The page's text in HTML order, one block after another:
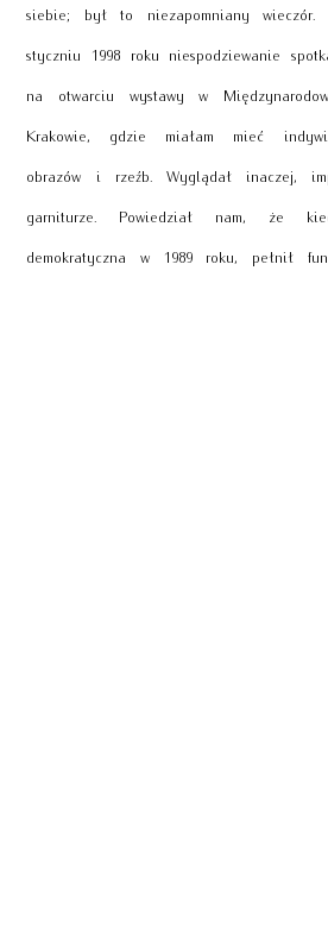
siebie; był to niezapomniany
styczniu 1998 roku niespodziewanie
na otwarciu wystawy w
Krakowie, gdzie miałam mieć
obrazów i rzeźb. Wyglądał inaczej,
garniturze. Powiedział nam, że
demokratyczna w 1989 roku, pełnił